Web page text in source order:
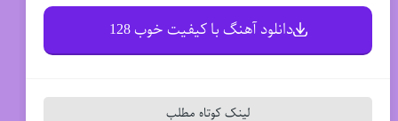
دانلود آهنگ با کیفیت خوب 128
لینک کوتاه مطلب